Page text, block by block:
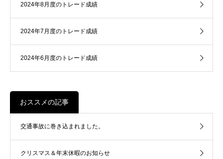
2024年8月度のトレード成績
2024年7月度のトレード成績
2024年6月度のトレード成績
おススメの記事
交通事故に巻き込まれました。
クリスマス＆年末休暇のお知らせ